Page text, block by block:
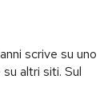
scrive su uno
altri siti. Sul